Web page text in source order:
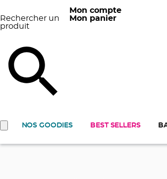
Rechercher un
produit
Mon compte
Mon panier
NOS GOODIES BEST SELLERS